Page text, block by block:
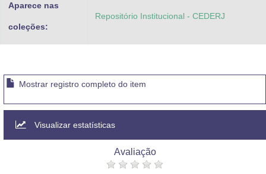
Aparece nas
coleções:
Repositório Institucional - CEDERJ
Mostrar registro completo do item
Visualizar estatísticas
Avaliação